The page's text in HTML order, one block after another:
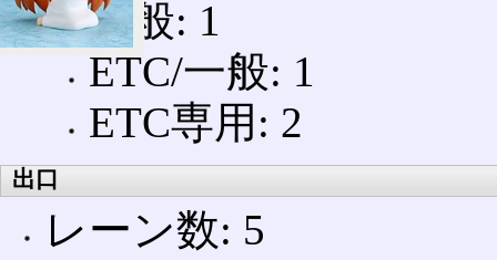
一般: 1
ETC/一般: 1
ETC専用: 2
出口
レーン数: 5